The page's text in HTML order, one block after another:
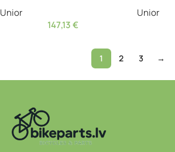
Unior
147,13€
Unior
1 2 3 →